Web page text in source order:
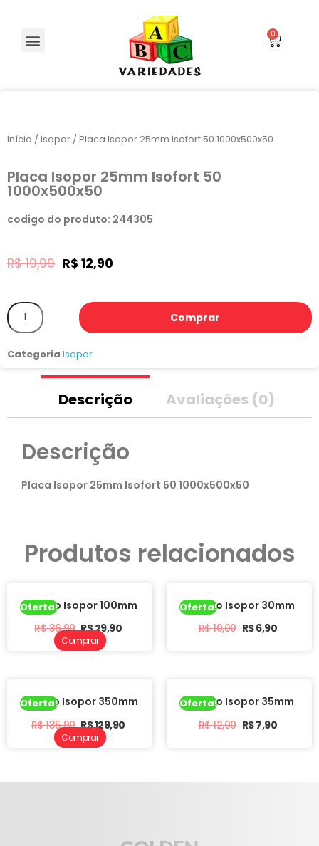
Início / Isopor / Placa Isopor 25mm Isofort 50 1000x500x50
Placa Isopor 25mm Isofort 50
1000x500x50
codigo do produto: 244305
R$19,99 R$ 12,90
Comprar
Categoria Isopor
Descrição Avaliações (0)
Descrição
Placa Isopor 25mm Isofort 50 1000x500x50
Produtos relacionados
Oferta!
Tarugo Isopor 100mm
R$36,90 R$29,90
Oferta!
Tarugo Isopor 30mm
R$10,00 R$6,90
Comprar
Oferta!
Tarugo Isopor 350mm
R$135,90 R$129,90
Oferta!
Tarugo Isopor 35mm
R$12,00 R$7,90
Comprar